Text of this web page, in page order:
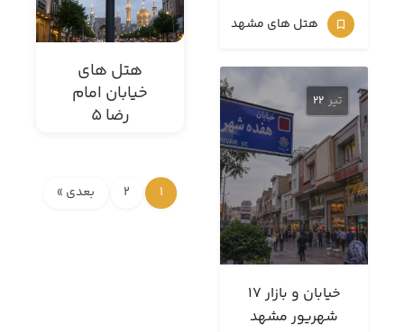
هتل های مشهد
تیر 22
خیابان و بازار 17
شهریور مشهد
هتل های
خیابان امام
رضا 5
1
2 بعدی »